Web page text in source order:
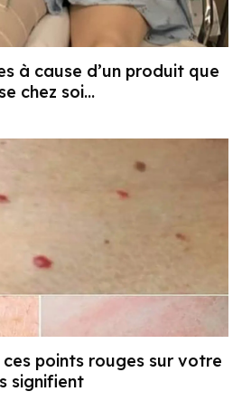
à cause d’un produit que
chez soi…
points rouges sur votre
signifient